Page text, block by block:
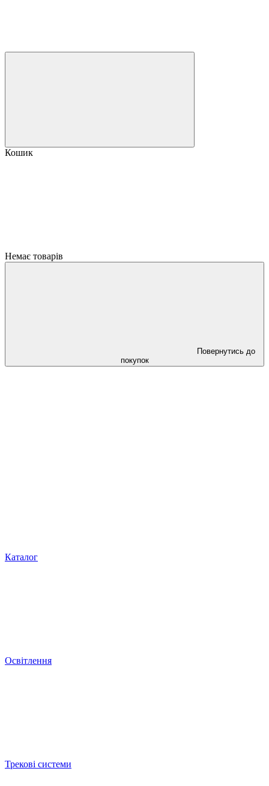
Кошик
Немає товарів
Повернутись до
покупок
Каталог
Освітлення
Трекові системи